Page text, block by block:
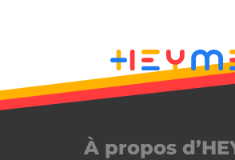
À propos
heyme_session
__oauth_redirect_detector